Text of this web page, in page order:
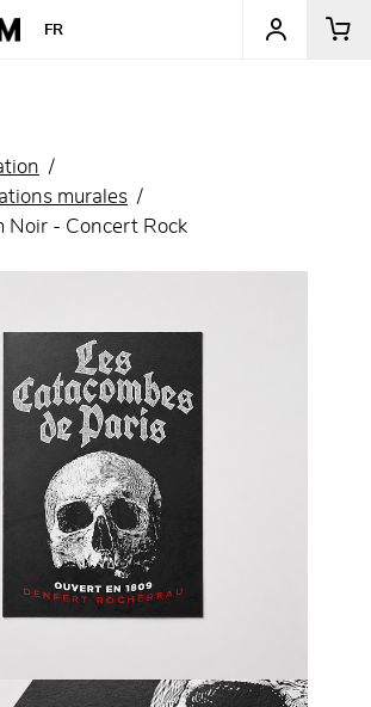
référence des boutiques de musées
FR
murales
Noir - Concert Rock